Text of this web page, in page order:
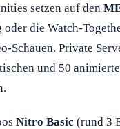
setzen auf den
oder die Watch-
Schauen. Private
und 50
Nitro Basic (rund 3